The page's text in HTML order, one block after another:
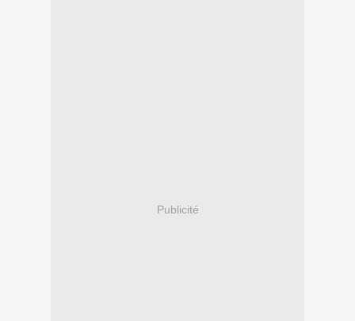
Publicité